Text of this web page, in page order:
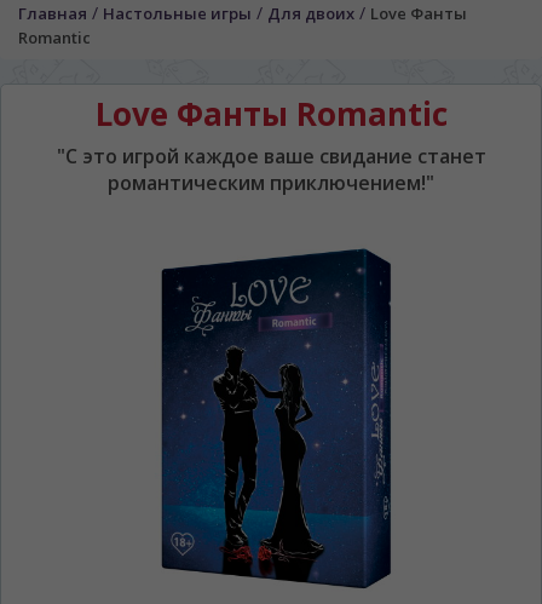
Главная / Настольные игры / Для двоих / Love Фанты
Romantic
Love Фанты Romantic
"С это игрой каждое ваше свидание станет
романтическим приключением!"